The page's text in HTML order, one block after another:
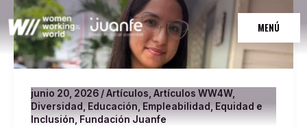
al
contenido
MAIN
MENU
MENÚ
junio 20, 2026 /Artículos, Artículos WW4W,
Diversidad,Educación,Empleabilidad,Equidad e
Inclusión,Fundación Juanfe
Huir
no
debería
ser
forma
de